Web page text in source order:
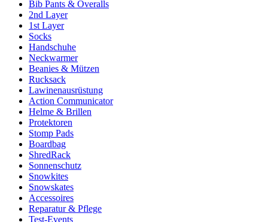
Bib Pants & Overalls
2nd Layer
1st Layer
Socks
Handschuhe
Neckwarmer
Beanies & Mützen
Rucksack
Lawinenausrüstung
Action Communicator
Helme & Brillen
Protektoren
Stomp Pads
Boardbag
ShredRack
Sonnenschutz
Snowkites
Snowskates
Accessoires
Reparatur & Pflege
Test-Events